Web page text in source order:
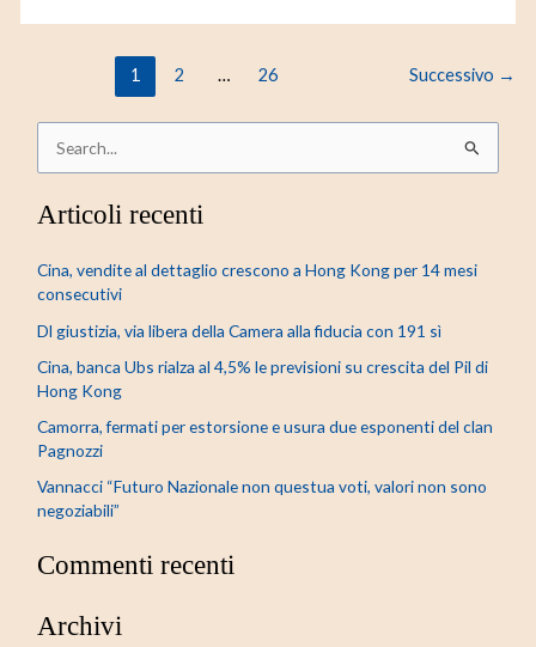
1 2 … 26 Successivo →
r
a
Articoli recenti
Cina, vendite al dettaglio crescono a Hong Kong per 14 mesi
consecutivi
Dl giustizia, via libera della Camera alla fiducia con 191 sì
Cina, banca Ubs rialza al 4,5% le previsioni su crescita del Pil di
Hong Kong
Camorra, fermati per estorsione e usura due esponenti del clan
Pagnozzi
Vannacci “Futuro Nazionale non questua voti, valori non sono
negoziabili”
Commenti recenti
Archivi